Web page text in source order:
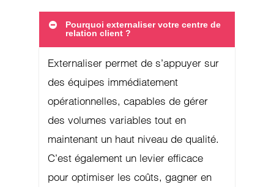
Pourquoi externaliser votre centre de
relation client ?
Externaliser permet de s’appuyer sur
des équipes immédiatement
opérationnelles, capables de gérer
des volumes variables tout en
maintenant un haut niveau de qualité.
C’est également un levier efficace
pour optimiser les coûts, gagner en